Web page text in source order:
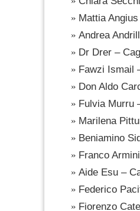
Mattia
Andrea
Dr Drer –
Fawzi Ismail
Don Aldo
Fulvia Murru
Marilena
Beniamino
Franco
Aide Esu –
Federico
Fiorenzo